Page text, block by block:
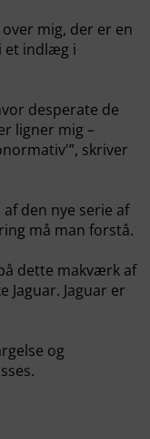
mig, der er en
et indlæg i
desperate de
ligner mig –
skriver
den nye serie af
må man forstå.
dette makværk af
Jaguar. Jaguar er
og